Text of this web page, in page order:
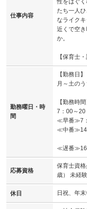
仕事内容
たち一人
なライク
近くで空
か。
【保育士
勤務曜日・時
間
【勤務日】
月～土の
【勤務時間
7：00～20
≪早番≫7：
≪中番≫14
≪遅番≫16
応募資格
保育士資
歳） 未経
休日 日祝、年